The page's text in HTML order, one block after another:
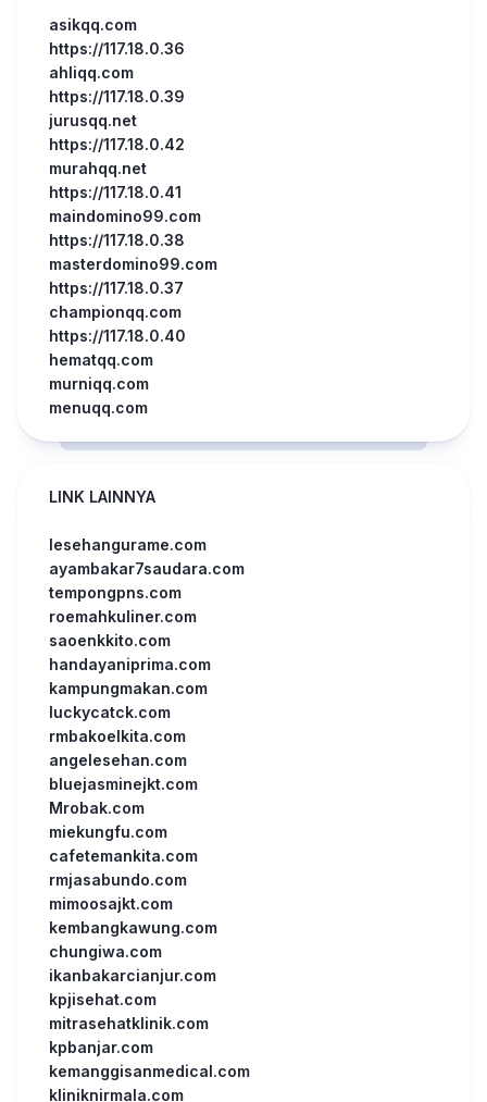
asikqq.com
https://117.18.0.36
ahliqq.com
https://117.18.0.39
jurusqq.net
https://117.18.0.42
murahqq.net
https://117.18.0.41
maindomino99.com
https://117.18.0.38
masterdomino99.com
https://117.18.0.37
championqq.com
https://117.18.0.40
hematqq.com
murniqq.com
menuqq.com
LINK LAINNYA
lesehangurame.com
ayambakar7saudara.com
tempongpns.com
roemahkuliner.com
saoenkkito.com
handayaniprima.com
kampungmakan.com
luckycatck.com
rmbakoelkita.com
angelesehan.com
bluejasminejkt.com
Mrobak.com
miekungfu.com
cafetemankita.com
rmjasabundo.com
mimoosajkt.com
kembangkawung.com
chungiwa.com
ikanbakarcianjur.com
kpjisehat.com
mitrasehatklinik.com
kpbanjar.com
kemanggisanmedical.com
kliniknirmala.com